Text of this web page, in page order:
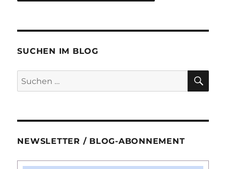
SUCHEN IM BLOG
Suchen
nach:
NEWSLETTER / BLOG-ABONNEMENT